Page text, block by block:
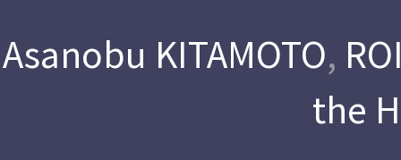
Asanobu KITAMOTO,
the